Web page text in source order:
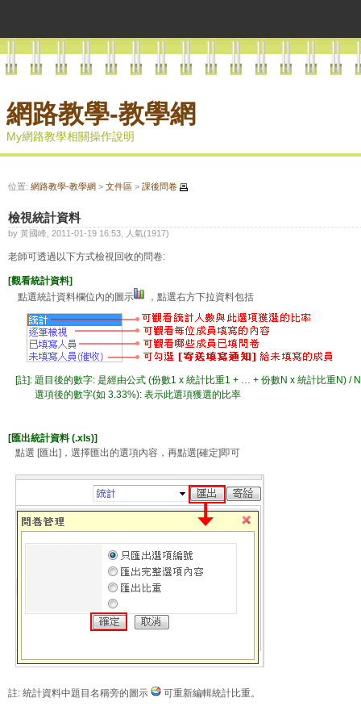
網路教學-教學網
My網路教學相關操作說明
位置: 網路教學-教學網 > 文件區 > 課後問卷
檢視統計資料
by 黃國峰, 2011-01-19 16:53, 人氣(1917)
老師可透過以下方式檢視回收的問卷:
[觀看統計資料]
點選統計資料欄位內的圖示
，點選右方下拉資料包括
[註]: 題目後的數字: 是經由公式 (份數1 x 統計比重1 + … + 份數N x 統計比重N) /
選項後的數字(如 3.33%): 表示此選項獲選的比率
[匯出統計資料 (.xls)]
點選 [匯出]，選擇匯出的選項內容，再點選[確定]即可
註: 統計資料中題目名稱旁的圖示 可重新編輯統計比重。